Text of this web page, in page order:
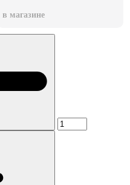
в магазине